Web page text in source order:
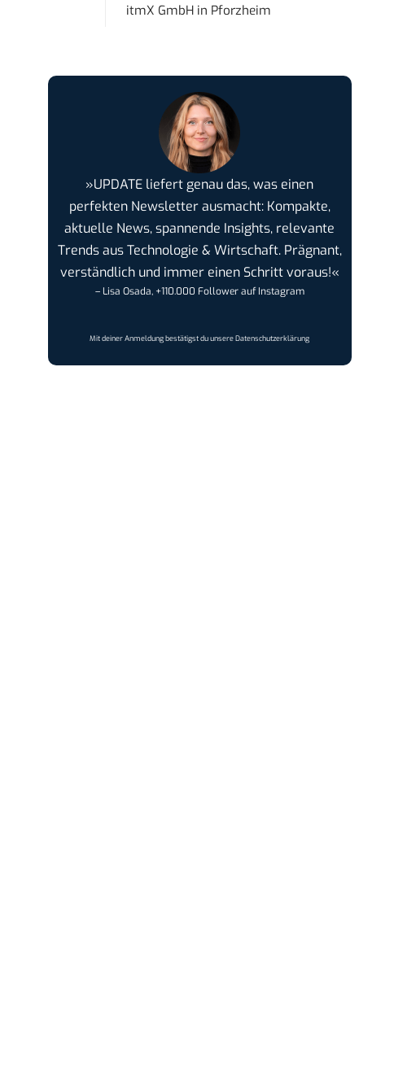
itmX GmbH in Pforzheim
»UPDATE liefert genau das, was einen
perfekten Newsletter ausmacht: Kompakte,
aktuelle News, spannende Insights, relevante
Trends aus Technologie & Wirtschaft. Prägnant,
verständlich und immer einen Schritt voraus!«
– Lisa Osada, +110.000 Follower auf Instagram
Mit deiner Anmeldung bestätigst du unsereDatenschutzerklärung